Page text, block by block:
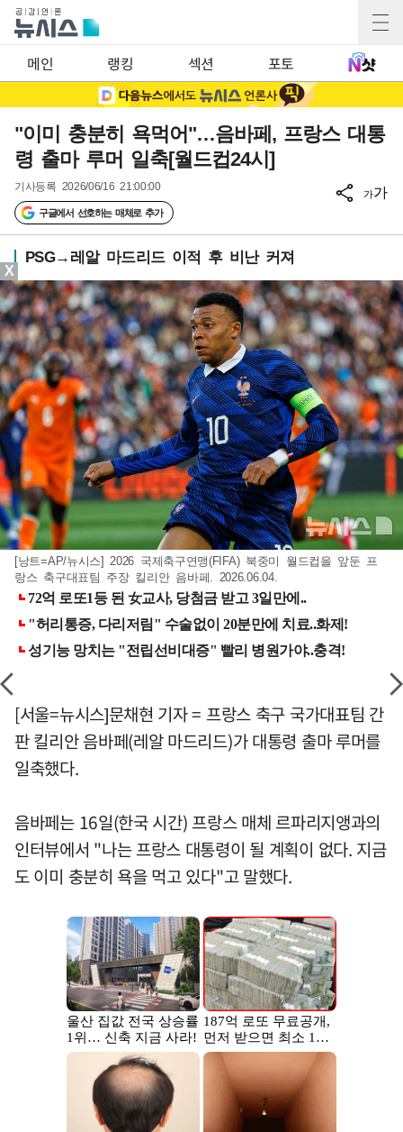
메인 랭킹 섹션 포토
"이미 충분히 욕먹어"…음바페, 프랑스 대통
령 출마 루머 일축[월드컵24시]
기사등록 2026/06/16 21:00:00
구글에서 선호하는 매체로 추가
가가
PSG→레알 마드리드 이적 후 비난 커져
[낭트=AP/뉴시스] 2026 국제축구연맹(FIFA) 북중미 월드컵을 앞둔 프
랑스 축구대표팀 주장 킬리안 음바페. 2026.06.04.
[서울=뉴시스]문채현 기자 = 프랑스 축구 국가대표팀 간
판 킬리안 음바페(레알 마드리드)가 대통령 출마 루머를
일축했다.
음바페는 16일(한국 시간) 프랑스 매체 르파리지앵과의
인터뷰에서 "나는 프랑스 대통령이 될 계획이 없다. 지금
도 이미 충분히 욕을 먹고 있다"고 말했다.
X